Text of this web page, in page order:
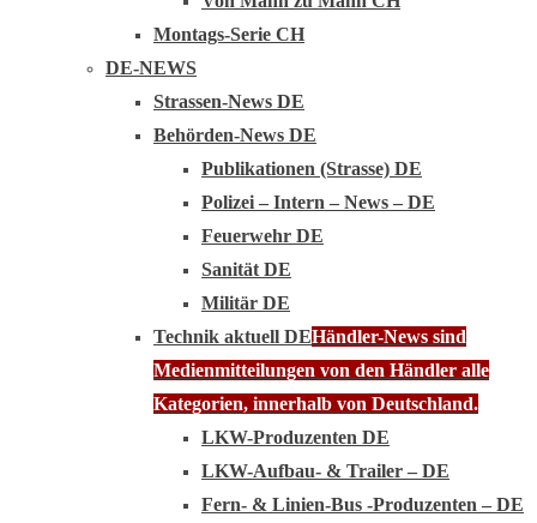
Montags-Serie CH
DE-NEWS
Strassen-News DE
Behörden-News DE
Publikationen (Strasse) DE
Polizei – Intern – News – DE
Feuerwehr DE
Sanität DE
Militär DE
Technik aktuell DEHändler-News sind
Medienmitteilungen von den Händler alle
Kategorien, innerhalb von Deutschland.
LKW-Produzenten DE
LKW-Aufbau- & Trailer – DE
Fern- & Linien-Bus -Produzenten – DE